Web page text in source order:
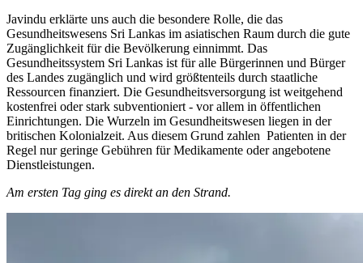
Javindu erklärte uns auch die besondere Rolle, die das
Gesundheitswesens Sri Lankas im asiatischen Raum durch die gute
Zugänglichkeit für die Bevölkerung einnimmt. Das
Gesundheitssystem Sri Lankas ist für alle Bürgerinnen und Bürger
des Landes zugänglich und wird größtenteils durch staatliche
Ressourcen finanziert. Die Gesundheitsversorgung ist weitgehend
kostenfrei oder stark subventioniert - vor allem in öffentlichen
Einrichtungen. Die Wurzeln im Gesundheitswesen liegen in der
britischen Kolonialzeit. Aus diesem Grund zahlen Patienten in der
Regel nur geringe Gebühren für Medikamente oder angebotene
Dienstleistungen.
Am ersten Tag ging es direkt an den Strand.